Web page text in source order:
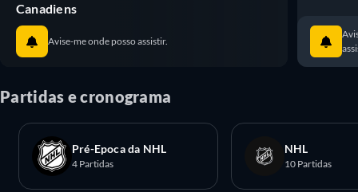
Canadiens
Avise-me onde posso assistir.
Partidas e cronograma
Pré-Epoca da NHL
4 Partidas
NHL
10 Partidas